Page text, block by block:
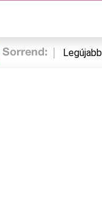
Sorrend: